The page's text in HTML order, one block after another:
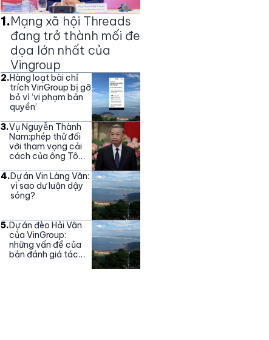
1.Mạng xã hội Threads
đang trở thành mối đe
dọa lớn nhất của
Vingroup
2.Hàng loạt bài chỉ
trích VinGroup bị gỡ
bỏ vì ‘vi phạm bản
quyền’
3.Vụ Nguyễn Thành
Nam:phép thử đối
với tham vọng cải
cách của ông Tô
4.Dự án Vin Làng Vân:
vì sao dư luận dậy
sóng?
5.Dự án đèo Hải Vân
của VinGroup:
những vấn đề của
bản đánh giá tác